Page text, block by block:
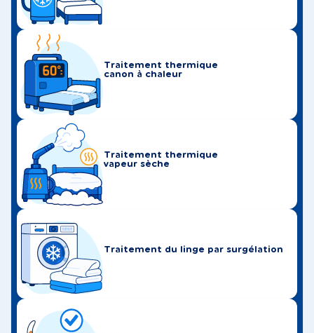
Traitement thermique
canon à chaleur
Traitement thermique
vapeur sèche
Traitement du linge par surgélation